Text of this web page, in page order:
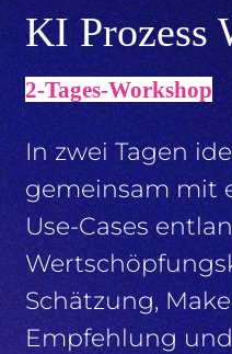
KI Prozess
2-Tages-Workshop
In zwei Tagen
gemeinsam mit
Use-Cases
Schätzung,
Empfehlung